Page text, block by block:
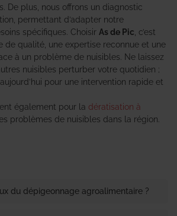
De plus, nous offrons un diagnostic
permettant d’adapter notre
spécifiques. Choisir As de Pic , c’est
de qualité, une expertise reconnue et une
à un problème de nuisibles. Ne laissez
nuisibles perturber votre quotidien ;
pour une intervention rapide et
également pour la dératisation à
problèmes de nuisibles dans la région.
du dépigeonnage agroalimentaire ?